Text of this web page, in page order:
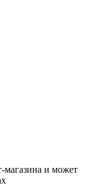
магазина и может